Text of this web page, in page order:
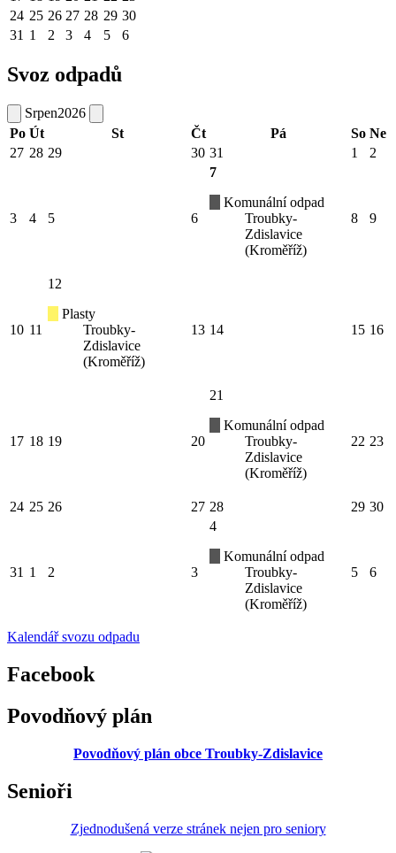
24 25 26 27 28 29 30
31 1 2 3 4 5 6
Svoz odpadů
Srpen2026
Po Út St Čt Pá So Ne
27 28 29 30 31 1 2
3 4 5 6
7
Komunální odpad
Troubky-
Zdislavice
(Kroměříž)
8 9
10 11
12
Plasty
Troubky-
Zdislavice
(Kroměříž)
13 14 15 16
17 18 19 20
21
Komunální odpad
Troubky-
Zdislavice
(Kroměříž)
22 23
24 25 26 27 28 29 30
31 1 2 3
4
Komunální odpad
Troubky-
Zdislavice
(Kroměříž)
5 6
Kalendář svozu odpadu
Facebook
Povodňový plán
Povodňový plán obce Troubky-Zdislavice
Senioři
Zjednodušená verze stránek nejen pro seniory